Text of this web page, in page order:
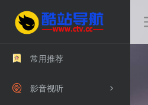
常用推荐
影音视听